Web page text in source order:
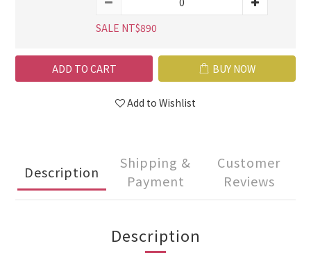
SALE NT$890
ADD TO CART BUY NOW
Add to Wishlist
Description
Shipping &
Payment
Customer
Reviews
Description